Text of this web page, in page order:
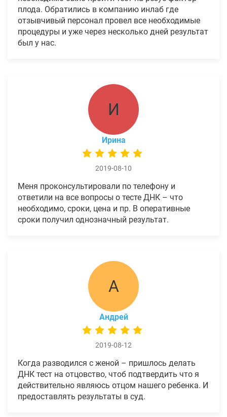
плода. Обратились в компанию инлаб где
отзывчивый персонал провел все необходимые
процедуры и уже через несколько дней результат
был у нас.
И
Ирина
2019-08-10
Меня проконсультировали по телефону и
ответили на все вопросы о тесте ДНК – что
необходимо, сроки, цена и пр. В оперативные
сроки получил однозначный результат.
А
Андрей
2019-08-12
Когда разводился с женой – пришлось делать
ДНК тест на отцовство, чтоб подтвердить что я
действительно являюсь отцом нашего ребенка. И
предоставлять результаты в суд.